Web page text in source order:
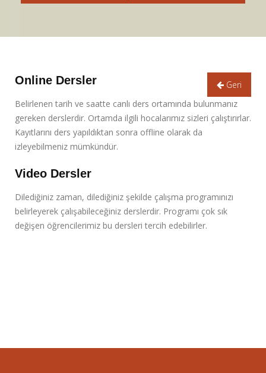
Geri
Online Dersler
Belirlenen tarih ve saatte canlı ders ortamında bulunmanız
gereken derslerdir. Ortamda ilgili hocalarımız sizleri çalıştırırlar.
Kayıtlarını ders yapıldıktan sonra offline olarak da
izleyebilmeniz mümkündür.
Video Dersler
Dilediğiniz zaman, dilediğiniz şekilde çalışma programınızı
belirleyerek çalışabileceğiniz derslerdir. Programı çok sık
değişen öğrencilerimiz bu dersleri tercih edebilirler.